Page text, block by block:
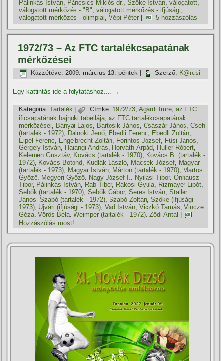
Pálinkás István Páncsics Miklós dr. ,Szőke István ,válogatott
válogatott mérkőzés - "B" ,válogatott mérkőzés - ifjúsági
válogatott mérkőzés - olimpiai,Vépi Péter 5 hozzászólás
1972/73 – Az FTC tartalékcsapatának
mérkőzései
Közzétéve: 2009. március 13. péntek Szerző: K@rcsi
Egy kattintás ide a folytatáshoz.... →
Kategória: Tartalék | Címke: 1972/73,Agárdi Imre,az FTC
ificsapatának bajnoki tabellája ,az FTC tartalékcsapatának
mérkőzései
Bányai Lajos Bartosik János ,Császár János ,Cseh
(tartalék - 1972)
Dalnoki Jenő Ebedli Ferenc Ebedli Zoltán
Eipel Ferenc
Engelbrecht Zoltán Forintos József Füsi János
Gergely István
Harangi András Horváth Árpád Huller Róbert
Kelemen Gusztáv, Kovács (tartalék - 1970)
Kovács B. (tartalék -
1972)
Kovács Botond Kudlák László Macsek József
Magyar
(tartalék - 1973)
Magyar István Márton (tartalék - 1970)
Martos
Győző
Megyeri Győző Nagy József I. Nyilasi Tibor,Onhausz
Tibor, Pálinkás István Rab Tibor, Rákosi Gyula Rizmayer Lipót
Sebők (tartalék - 1970) ,Sebők Gábor,Seres István ,Staller
János ,Szabó (tartalék - 1972) ,Szabó Zoltán ,Szőke (ifjúsági -
1973) Ujvári (ifjúsági - 1973) ,Vad István ,Viczkó Tamás ,Vincze
Géza,Vörös Béla,Weimper (tartalék - 1972),Ződi Antal
Hozzászólás most!